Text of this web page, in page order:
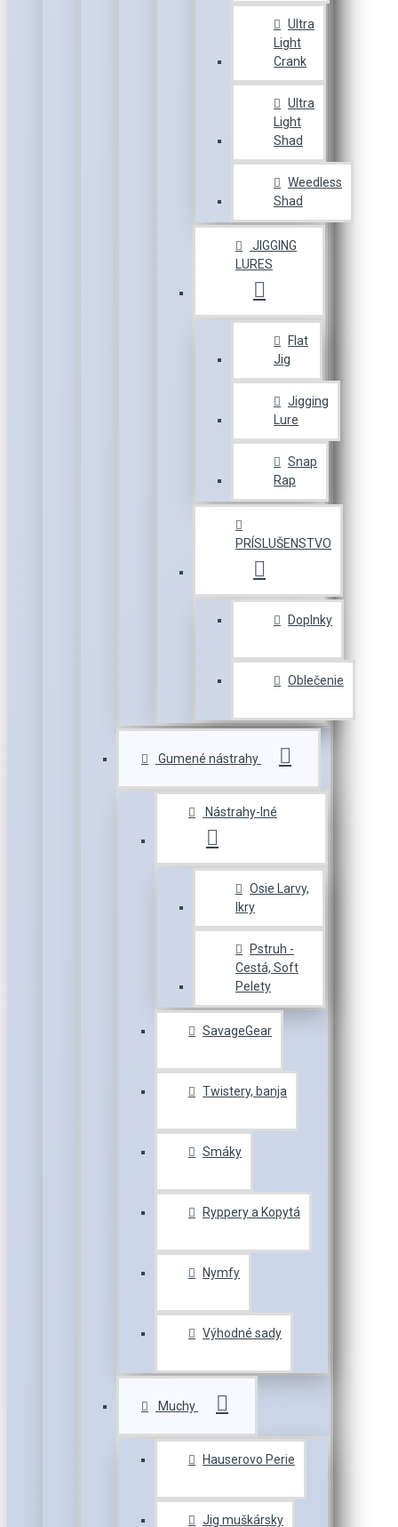
Ultra
Light
Crank
Ultra
Light
Shad
Weedless
Shad
JIGGING
LURES
Flat
Jig
Jigging
Lure
Snap
Rap
PRÍSLUŠENSTVO
Doplnky
Oblečenie
Gumené nástrahy
Nástrahy-Iné
Osie Larvy,
Ikry
Pstruh -
Cestá, Soft
Pelety
SavageGear
Twistery, banja
Smáky
Ryppery a Kopytá
Nymfy
Výhodné sady
Muchy
Hauserovo Perie
Jig muškársky